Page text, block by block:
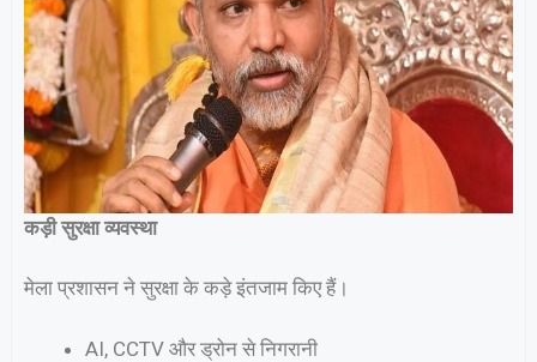
कड़ी सुरक्षा व्यवस्था
मेला प्रशासन ने सुरक्षा के कड़े इंतजाम किए हैं।
AI, CCTV और ड्रोन से निगरानी